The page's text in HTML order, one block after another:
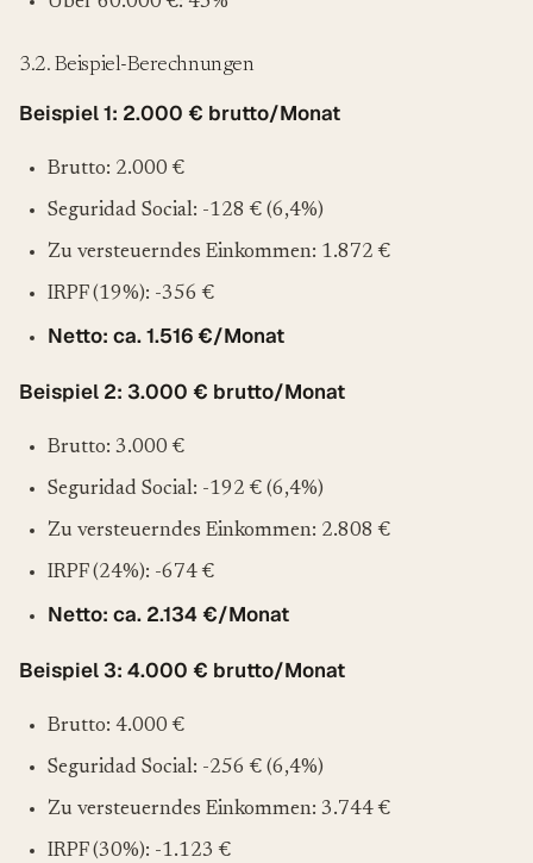
3.2. Beispiel-Berechnungen
Beispiel 1: 2.000 € brutto/Monat
Brutto: 2.000 €
Seguridad Social: -128 € (6,4%)
Zu versteuerndes Einkommen: 1.872 €
IRPF (19%): -356 €
Netto: ca. 1.516 €/Monat
Beispiel 2: 3.000 € brutto/Monat
Brutto: 3.000 €
Seguridad Social: -192 € (6,4%)
Zu versteuerndes Einkommen: 2.808 €
IRPF (24%): -674 €
Netto: ca. 2.134 €/Monat
Beispiel 3: 4.000 € brutto/Monat
Brutto: 4.000 €
Seguridad Social: -256 € (6,4%)
Zu versteuerndes Einkommen: 3.744 €
IRPF (30%): -1.123 €